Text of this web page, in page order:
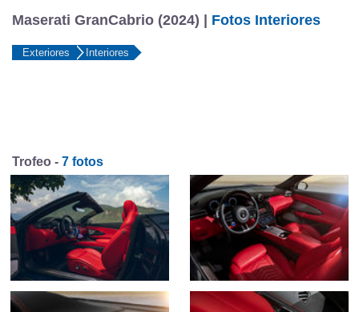
Maserati GranCabrio (2024) | Fotos Interiores
Exteriores Interiores
Trofeo - 7 fotos